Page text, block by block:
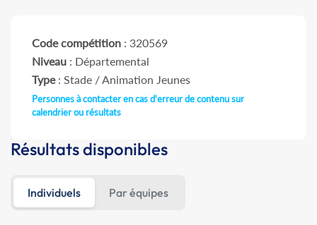
Code compétition : 320569
Niveau : Départemental
Type: Stade / Animation Jeunes
Personnes à contacter en cas d'erreur de contenu sur
calendrier ou résultats
Résultats disponibles
Individuels Par équipes